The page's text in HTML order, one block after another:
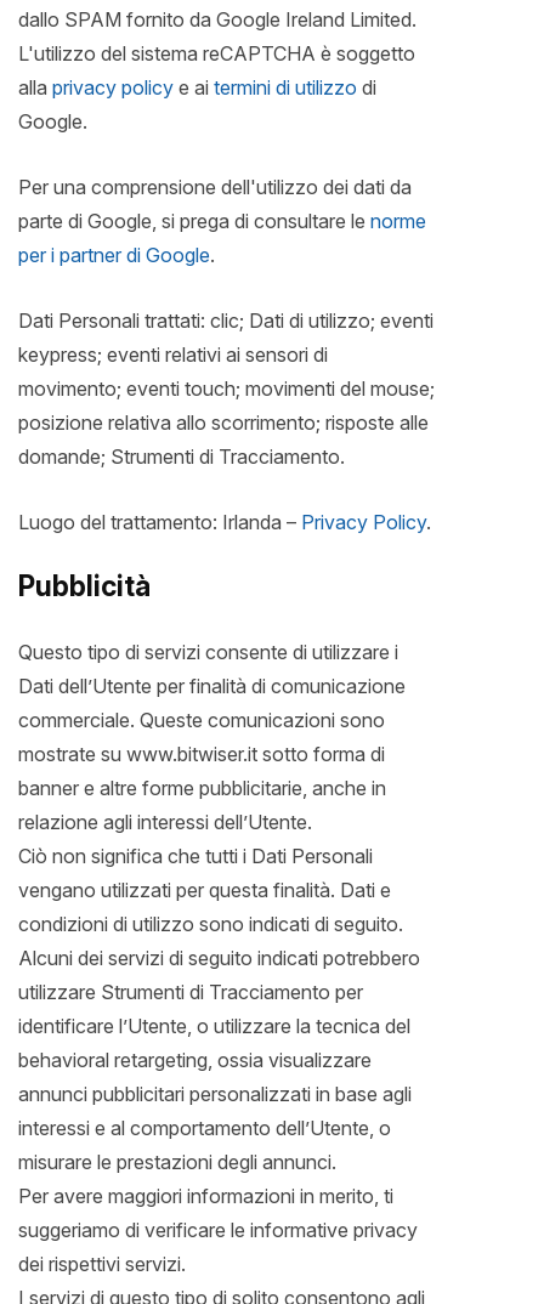
dallo SPAM fornito da Google Ireland Limited.
L'utilizzo del sistema reCAPTCHA è soggetto
alla privacy policy e ai termini di utilizzo di
Google.
Per una comprensione dell'utilizzo dei dati da
parte di Google, si prega di consultare le norme
per i partner di Google.
Dati Personali trattati: clic; Dati di utilizzo; eventi
keypress; eventi relativi ai sensori di
movimento; eventi touch; movimenti del mouse;
posizione relativa allo scorrimento; risposte alle
domande; Strumenti di Tracciamento.
Luogo del trattamento: Irlanda – Privacy Policy.
Pubblicità
Questo tipo di servizi consente di utilizzare i
Dati dell’Utente per finalità di comunicazione
commerciale. Queste comunicazioni sono
mostrate su www.bitwiser.it sotto forma di
banner e altre forme pubblicitarie, anche in
relazione agli interessi dell’Utente.
Ciò non significa che tutti i Dati Personali
vengano utilizzati per questa finalità. Dati e
condizioni di utilizzo sono indicati di seguito.
Alcuni dei servizi di seguito indicati potrebbero
utilizzare Strumenti di Tracciamento per
identificare l’Utente, o utilizzare la tecnica del
behavioral retargeting, ossia visualizzare
annunci pubblicitari personalizzati in base agli
interessi e al comportamento dell’Utente, o
misurare le prestazioni degli annunci.
Per avere maggiori informazioni in merito, ti
suggeriamo di verificare le informative privacy
dei rispettivi servizi.
I servizi di questo tipo di solito consentono agli